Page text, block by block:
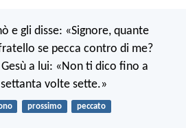
e gli disse: «Signore, quante
se pecca contro di me?
a lui: «Non ti dico fino a
volte sette.»
prossimo peccato